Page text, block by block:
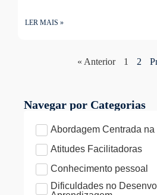
LER MAIS »
« Anterior 1 2
Navegar por Categorias
Abordagem Centrada na
Atitudes Facilitadoras
Conhecimento pessoal
Dificuldades no